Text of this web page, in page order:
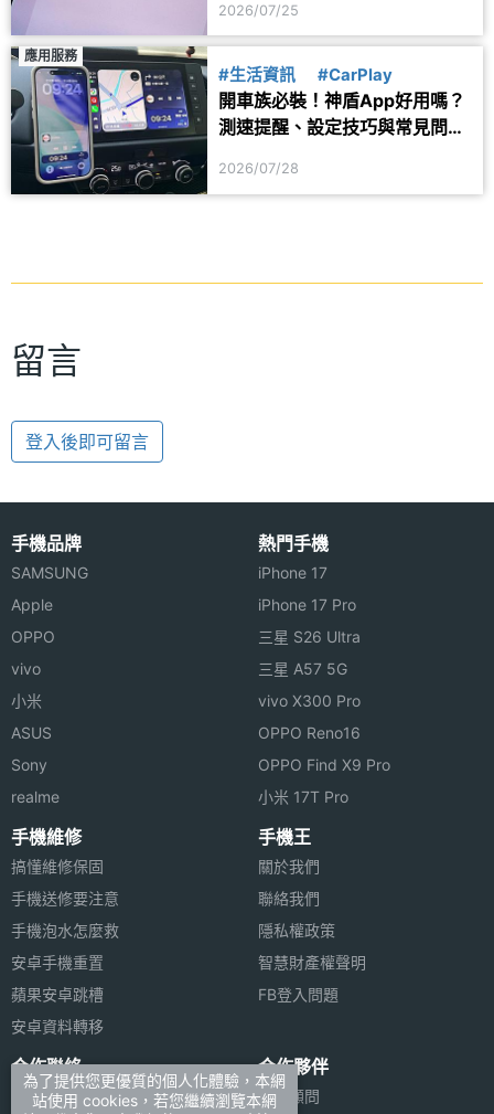
2026/07/25
應用服務
#生活資訊 #CarPlay
開車族必裝！神盾App好用嗎？
測速提醒、設定技巧與常見問題
2026/07/28
留言
登入後即可留言
手機品牌
SAMSUNG
Apple
OPPO
vivo
小米
ASUS
Sony
realme
熱門手機
iPhone 17
iPhone 17 Pro
三星 S26 Ultra
三星 A57 5G
vivo X300 Pro
OPPO Reno16
OPPO Find X9 Pro
小米 17T Pro
手機維修
搞懂維修保固
手機送修要注意
手機泡水怎麼救
安卓手機重置
蘋果安卓跳槽
安卓資料轉移
手機王
關於我們
聯絡我們
隱私權政策
智慧財產權聲明
FB登入問題
合作聯絡
廣告刊登
合作夥伴
法律顧問
為了提供您更優質的個人化體驗，本網
站使用 cookies，若您繼續瀏覽本網